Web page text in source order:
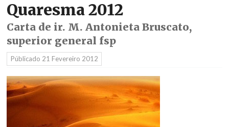
Quaresma 2012
Carta de ir. M. Antonieta Bruscato,
superior general fsp
Públicado 21 Fevereiro 2012